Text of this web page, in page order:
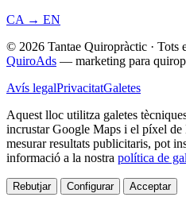
CA → EN
© 2026 Tantae Quiropràctic · Tots
QuiroAds — marketing para
Avís legalPrivacitatGaletes
Aquest lloc utilitza galetes
incrustar Google Maps i el píxel
mesurar resultats publicitaris, pot
informació a la nostra política de
Rebutjar Configurar Acceptar